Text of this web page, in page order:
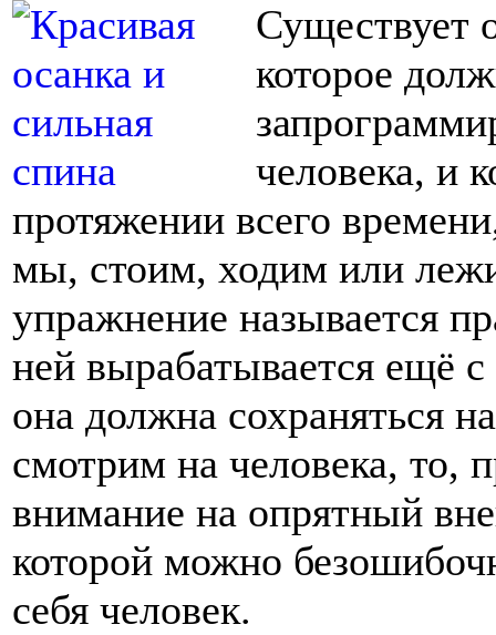
Существует
которое
человека, и
протяжении всего
мы, стоим, ходим или
упражнение называется
ней вырабатывается ещё с
она должна сохраняться
смотрим на человека, то,
внимание на опрятный
которой можно
себя человек.